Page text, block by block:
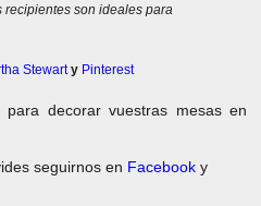
son ideales para
Stewarty Pinterest
decorar vuestras mesas en
seguirnos en Facebook y